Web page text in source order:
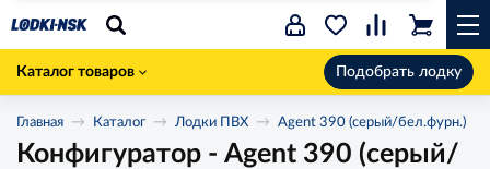
Каталог товаров Подобрать лодку
Главная Каталог Лодки ПВХ Agent 390 (серый/бел.фурн.)
Конфигуратор - Agent 390 (серый/